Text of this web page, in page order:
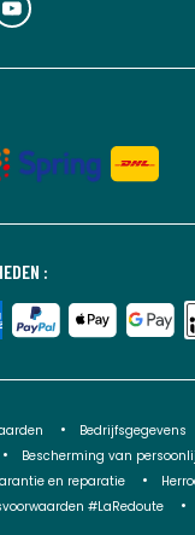
:
Bedrijfsgegevens
Bescherming van
en reparatie
#LaRedoute